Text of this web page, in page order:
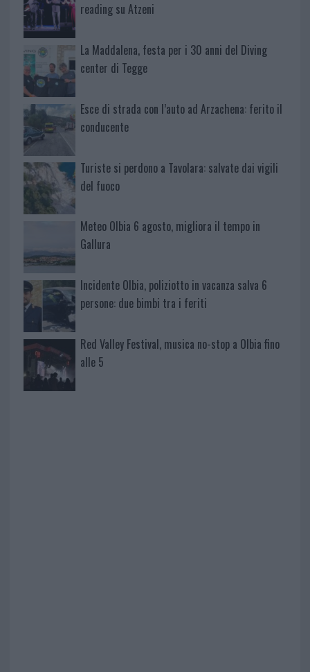
reading su Atzeni
La Maddalena, festa per i 30 anni del Diving
center di Tegge
Esce di strada con l’auto ad Arzachena: ferito il
conducente
Turiste si perdono a Tavolara: salvate dai vigili
del fuoco
Meteo Olbia 6 agosto, migliora il tempo in
Gallura
Incidente Olbia, poliziotto in vacanza salva 6
persone: due bimbi tra i feriti
Red Valley Festival, musica no-stop a Olbia fino
alle 5